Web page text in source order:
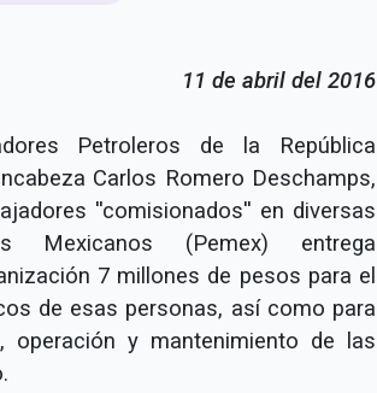
11 de abril del 2016
Petroleros de la República
Carlos Romero Deschamps,
''comisionados'' en diversas
Mexicanos (Pemex) entrega
7 millones de pesos para el
de esas personas, así como para
operación y mantenimiento de las